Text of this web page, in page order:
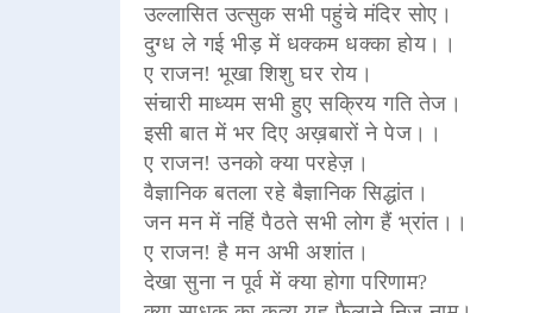
उल्लासित उत्सुक सभी पहुंचे मंदिर सोए।
दुग्ध ले गई भीड़ में धक्कम धक्का होय।।
ए राजन! भूखा शिशु घर रोय।
संचारी माध्यम सभी हुए सक्रिय गति तेज।
इसी बात में भर दिए अख़बारों ने पेज।।
ए राजन! उनको क्या परहेज़।
वैज्ञानिक बतला रहे बैज्ञानिक सिद्धांत।
जन मन में नहिं पैठते सभी लोग हैं भ्रांत।।
ए राजन! है मन अभी अशांत।
देखा सुना न पूर्व में क्या होगा परिणाम?